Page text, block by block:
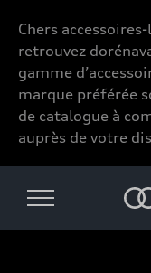
Chers
retrouvez
gamme
marque préférée
de catalogue à
auprès de votre